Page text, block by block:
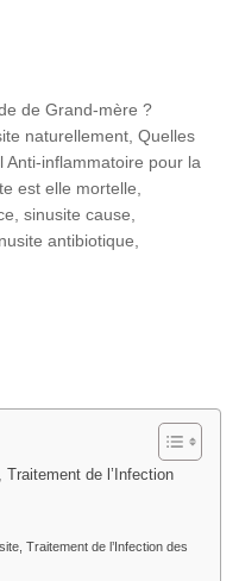
de Grand-mère ?
naturellement, Quelles
Anti-inflammatoire pour la
est elle mortelle,
sinusite cause,
antibiotique,
de l’Infection
Traitement de l’Infection des